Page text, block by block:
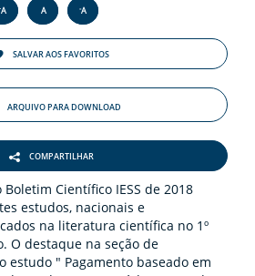
A A -A
SALVAR AOS FAVORITOS
ARQUIVO PARA DOWNLOAD
COMPARTILHAR
Científico IESS de 2018
estudos, nacionais e
na literatura científica no 1º
O destaque na seção de
estudo " Pagamento baseado em